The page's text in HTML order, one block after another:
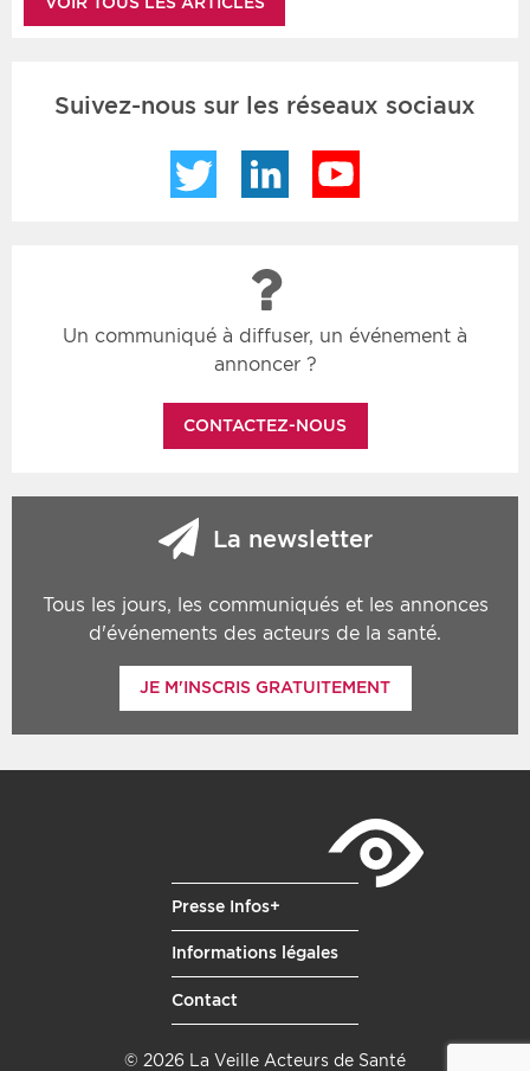
Suivez-nous sur les réseaux sociaux
Twitter LinkedIn
Un communiqué à diffuser, un événement à
annoncer ?
CONTACTEZ-NOUS
La newsletter
Tous les jours, les communiqués et les annonces
d'événements des acteurs de la santé.
JE M'INSCRIS GRATUITEMENT
Presse Infos+
Informations légales
Contact
© 2026 La Veille Acteurs de Santé